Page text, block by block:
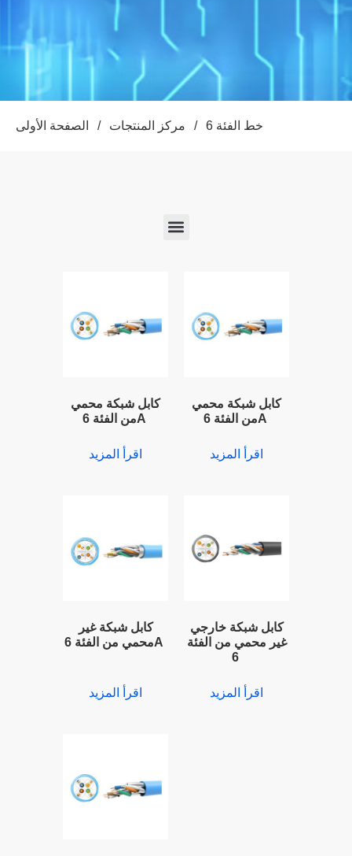
الصفحة الأولى / مركز المنتجات /
كابل شبكة محمي
من الفئة 6A
اقرأ المزيد
كابل شبكة محمي
من الفئة 6A
اقرأ المزيد
كابل شبكة غير
محمي من الفئة 6A
اقرأ المزيد
كابل شبكة خارجي
غير محمي من الفئة
6
اقرأ المزيد